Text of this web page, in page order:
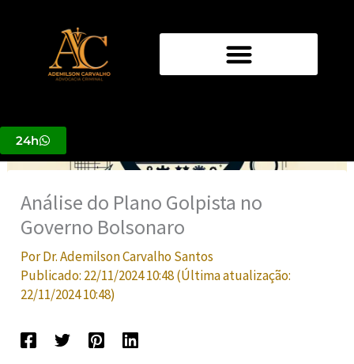
conteúdo
24h
Análise do Plano Golpista no
Governo Bolsonaro
PorDr. Ademilson Carvalho Santos
Publicado: 22/11/2024 10:48(Última atualização:
22/11/2024 10:48)